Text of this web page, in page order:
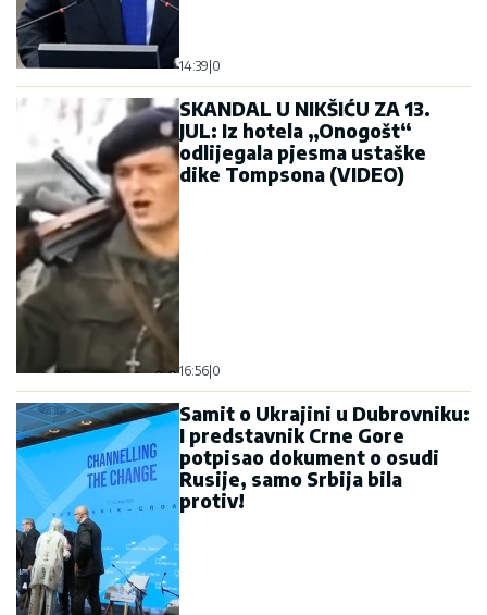
14:39 0
SKANDAL U NIKŠIĆU ZA 13.
JUL: Iz hotela „Onogošt“
odlijegala pjesma ustaške
dike Tompsona (VIDEO)
16:56 0
Samit o Ukrajini u Dubrovniku:
I predstavnik Crne Gore
potpisao dokument o osudi
Rusije, samo Srbija bila
protiv!